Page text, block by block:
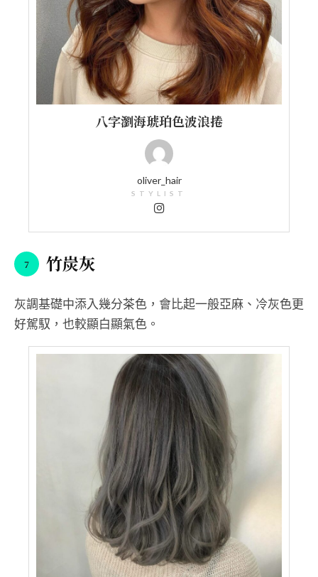
八字瀏海琥珀色波浪捲
oliver_hair
STYLIST
竹炭灰
灰調基礎中添入幾分茶色，會比起一般亞麻、冷灰色更
好駕馭，也較顯白顯氣色。